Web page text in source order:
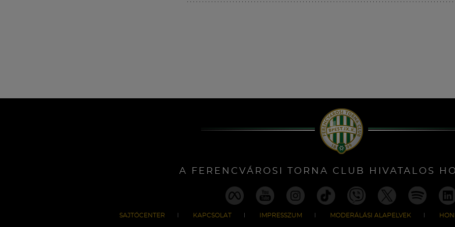
A FERENCVÁROSI TORNA CLUB HIVATALOS
SAJTÓCENTER KAPCSOLAT IMPRESSZUM MODERÁLÁSI ALAPELVEK